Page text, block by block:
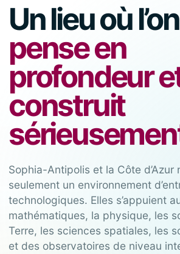
Un lieu où l’on
pense en
profondeur
construit
Sophia-Antipolis et la Côte d’Azur
seulement un environnement
technologiques. Elles s’appuient
mathématiques, la physique, les
Terre, les sciences spatiales, les
et des observatoires de niveau